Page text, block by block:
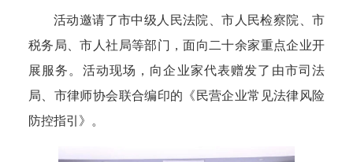
活动邀请了市中级人民法院、市人民检察院、市
税务局、市人社局等部门，面向二十余家重点企业开
展服务。活动现场，向企业家代表赠发了由市司法
局、市律师协会联合编印的《民营企业常见法律风险
防控指引》。